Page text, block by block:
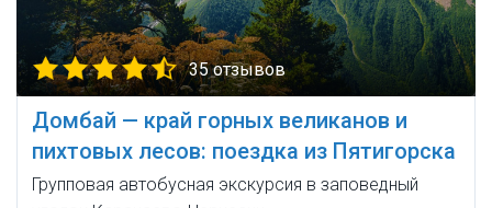
35 отзывов
Домбай — край горных великанов и
пихтовых лесов: поездка из Пятигорска
Групповая автобусная экскурсия в заповедный